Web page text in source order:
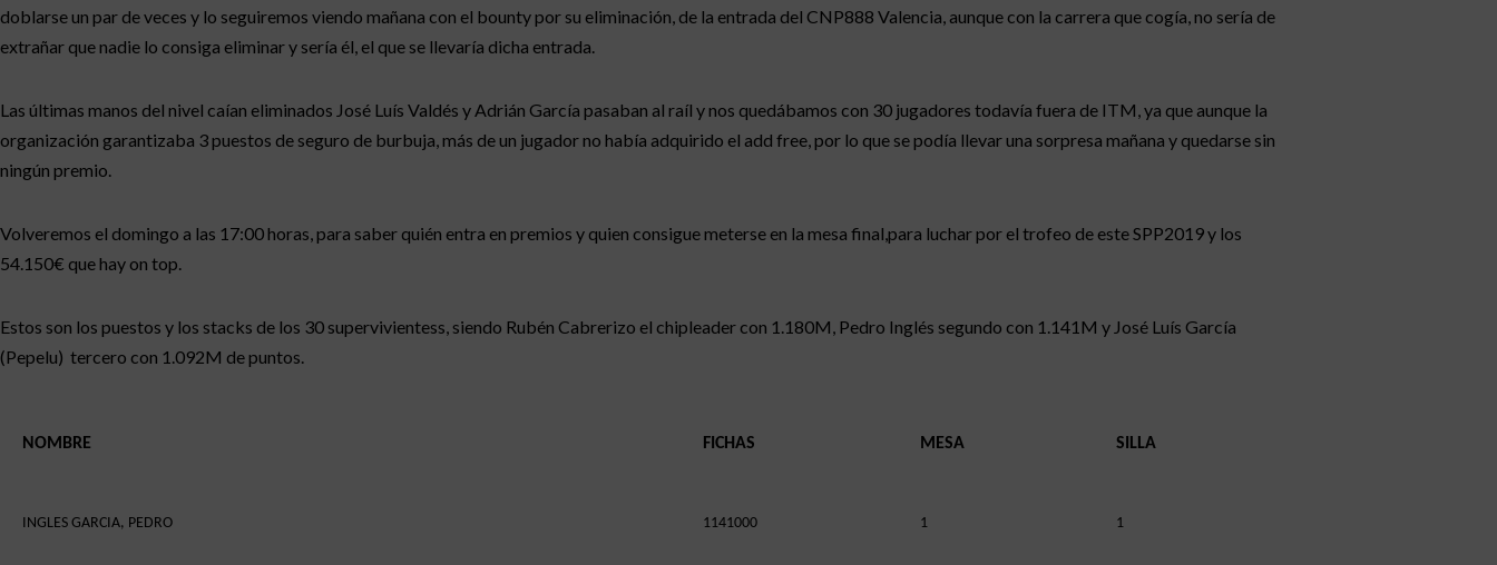
doblarse un par de veces y lo seguiremos viendo mañana con el bounty por su eliminación, de la entrada del CNP888 Valencia, aunque con la carrera que cogía, no sería de
extrañar que nadie lo consiga eliminar y sería él, el que se llevaría dicha entrada.
Las últimas manos del nivel caían eliminados José Luís Valdés y Adrián García pasaban al raíl y nos quedábamos con 30 jugadores todavía fuera de ITM, ya que aunque la
organización garantizaba 3 puestos de seguro de burbuja, más de un jugador no había adquirido el add free, por lo que se podía llevar una sorpresa mañana y quedarse sin
ningún premio.
Volveremos el domingo a las 17:00 horas, para saber quién entra en premios y quien consigue meterse en la mesa final,para luchar por el trofeo de este SPP2019 y los
54.150€ que hay on top.
Estos son los puestos y los stacks de los 30 supervivientess, siendo Rubén Cabrerizo el chipleader con 1.180M, Pedro Inglés segundo con 1.141M y José Luís García
(Pepelu) tercero con 1.092M de puntos.
NOMBRE FICHAS MESA SILLA
INGLES GARCIA, PEDRO 1141000 1 1